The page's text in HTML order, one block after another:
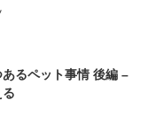
るペット事情 後編 –